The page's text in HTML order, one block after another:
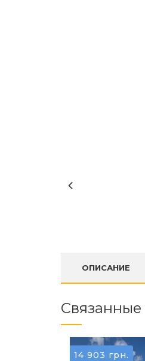
ОПИСАНИЕ
Связанные
14 903 грн.